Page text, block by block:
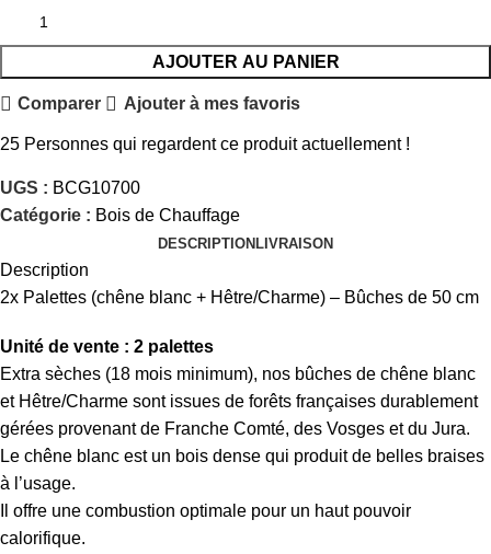
AJOUTER AU PANIER
Comparer Ajouter à mes favoris
25 Personnes qui regardent ce produit actuellement !
UGS : BCG10700
Catégorie : Bois de Chauffage
DESCRIPTIONLIVRAISON
Description
2x Palettes (chêne blanc + Hêtre/Charme) – Bûches de 50 cm
Unité de vente : 2 palettes
Extra sèches (18 mois minimum), nos bûches de chêne blanc
et Hêtre/Charme sont issues de forêts françaises durablement
gérées provenant de Franche Comté, des Vosges et du Jura.
Le chêne blanc est un bois dense qui produit de belles braises
à l’usage.
Il offre une combustion optimale pour un haut pouvoir
calorifique.